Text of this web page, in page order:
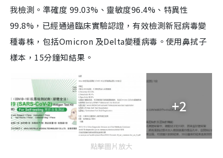
我檢測。準確度 99.03%、靈敏度96.4%、特異性
99.8%，已經通過臨床實驗認證，有效檢測新冠病毒變
種毒株，包括Omicron 及Delta變種病毒。使用鼻拭子
樣本，15分鐘知結果。
+2
點擊圖片放大